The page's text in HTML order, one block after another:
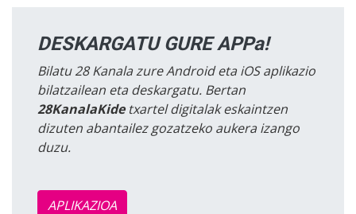
DESKARGATU GURE APPa!
Bilatu 28 Kanala zure Android eta iOS aplikazio
bilatzailean eta deskargatu. Bertan
28KanalaKidetxartel digitalak eskaintzen
dizuten abantailez gozatzeko aukera izango
duzu.
APLIKAZIOA